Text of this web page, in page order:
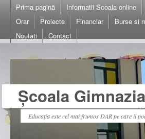
Prima pagină Informatii Scoala online
Orar
Proiecte Financiar Burse si
Noutati
Contact
Școala
Educația este cel mai frumos DAR pe care il